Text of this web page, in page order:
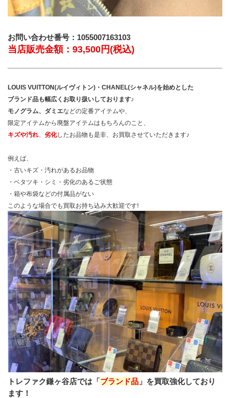
お問い合わせ番号：1055007163103
当店販売金額：93,500円(税込)
LOUIS VUITTON(ルイヴィトン)・CHANEL(シャネル)を始めとした
ブランド品も幅広くお取り扱いしております♪
モノグラム、ダミエなどの定番アイテムや、
限定アイテムから廃盤アイテムはもちろんのこと、
キズや汚れ、 劣化したお品物も是非、お買取させていただきます♪
例えば、
・古いキズ・汚れがあるお品物
・ベタツキ・シミ・劣化のあるご状態
・箱や布袋などの付属品がない
このような場合でも買取お持ち込み大歓迎です!
トレファク鎌ヶ谷店では「ブランド品 」を買取強化しており
ます！